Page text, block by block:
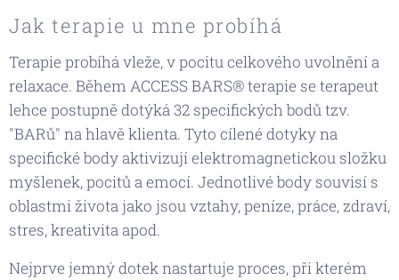
Jak terapie u mne probíhá
Terapie probíhá vleže, v pocitu celkového uvolnění a
relaxace. Během ACCESS BARS® terapie se terapeut
lehce postupně dotýká 32 specifických bodů tzv.
"BARů" na hlavě klienta. Tyto cílené dotyky na
specifické body aktivizují elektromagnetickou složku
myšlenek, pocitů a emocí. Jednotlivé body souvisí s
oblastmi života jako jsou vztahy, peníze, práce, zdraví,
stres, kreativita apod.
Nejprve jemný dotek nastartuje proces, při kterém